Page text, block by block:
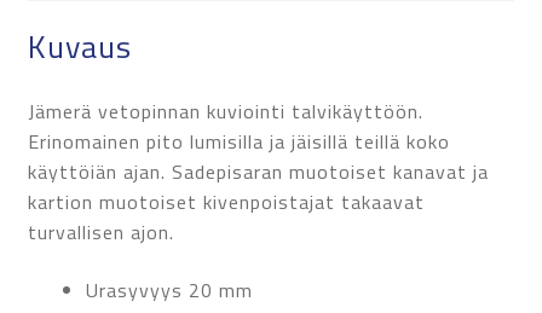
Kuvaus
Jämerä vetopinnan kuviointi talvikäyttöön.
Erinomainen pito lumisilla ja jäisillä teillä koko
käyttöiän ajan. Sadepisaran muotoiset kanavat ja
kartion muotoiset kivenpoistajat takaavat
turvallisen ajon.
Urasyvyys 20 mm